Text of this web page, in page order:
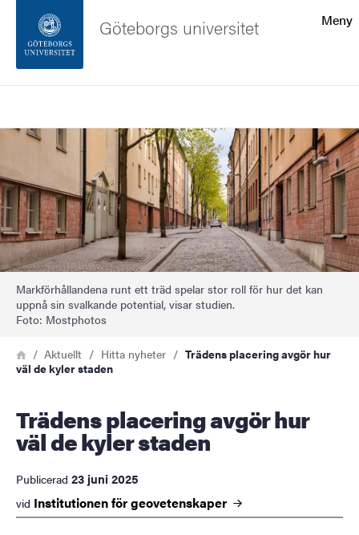
Sidfoten
Meny
Göteborgs universitet
Bild
Markförhållandena runt ett träd spelar stor roll för hur det kan
uppnå sin svalkande potential, visar studien.
Foto: Mostphotos
Länkstig
HemAktuellt Hitta nyheter
Trädens placering avgör hur
väl de kyler staden
Trädens placering avgör hur
väl de kyler staden
Publicerad 23 juni 2025
vid Institutionen förgeovetenskaper